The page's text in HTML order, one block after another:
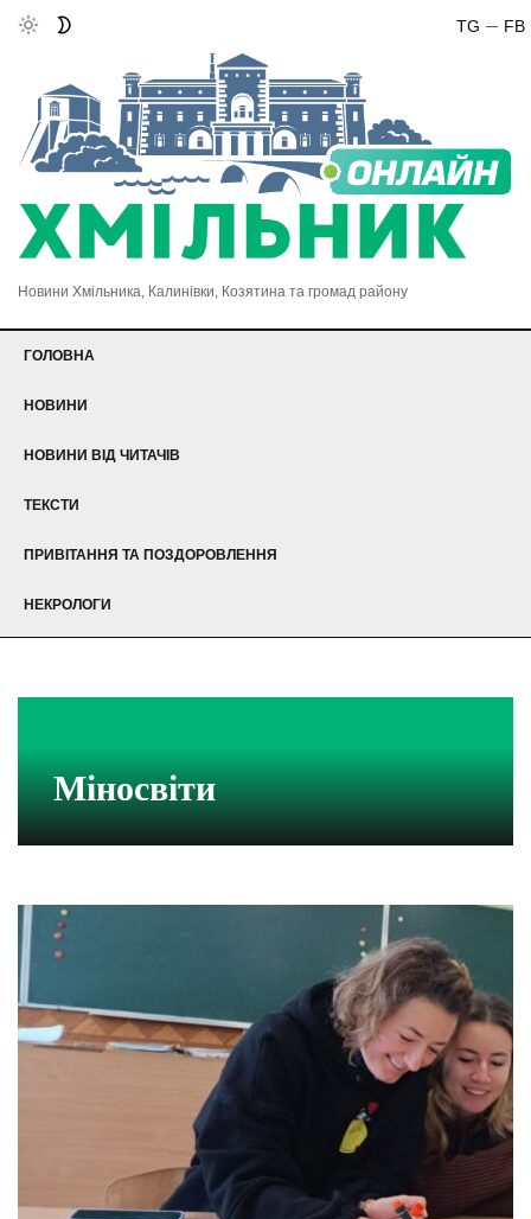
FB
TG
Новини Хмільника, Калинівки, Козятина та громад району
ГОЛОВНА
НОВИНИ
НОВИНИ ВІД ЧИТАЧІВ
ТЕКСТИ
ПРИВІТАННЯ ТА ПОЗДОРОВЛЕННЯ
НЕКРОЛОГИ
Міносвіти